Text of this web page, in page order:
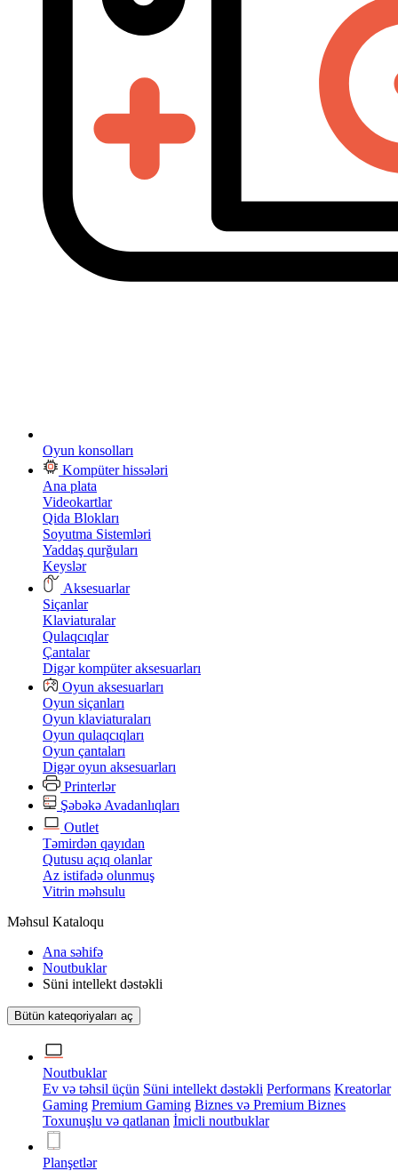
Oyun konsolları
Kompüter hissələri
Ana plata
Videokartlar
Qida Blokları
Soyutma Sistemləri
Yaddaş qurğuları
Keyslər
Aksesuarlar
Siçanlar
Klaviaturalar
Qulaqcıqlar
Çantalar
Digər kompüter aksesuarları
Oyun aksesuarları
Oyun siçanları
Oyun klaviaturaları
Oyun qulaqcıqları
Oyun çantaları
Digər oyun aksesuarları
Printerlər
Şəbəkə Avadanlıqları
Outlet
Təmirdən qayıdan
Qutusu açıq olanlar
Az istifadə olunmuş
Vitrin məhsulu
Məhsul Kataloqu
Ana səhifə
Noutbuklar
Süni intellekt dəstəkli
Bütün kateqoriyaları aç
Noutbuklar
Ev və təhsil üçün Süni intellekt dəstəkli Performans Kreatorlar
Gaming Premium Gaming Biznes və Premium Biznes
Toxunuşlu və qatlanan İmicli noutbuklar
Planşetlər